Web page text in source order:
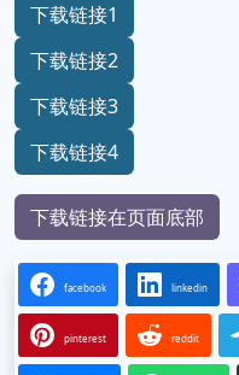
下载链接1
下载链接2
下载链接3
下载链接4
下载链接在页面底部
facebook linkedin
pinterest reddit